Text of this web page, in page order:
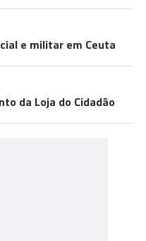
e militar em Ceuta
da Loja do Cidadão